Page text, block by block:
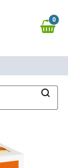
0,00 €
0